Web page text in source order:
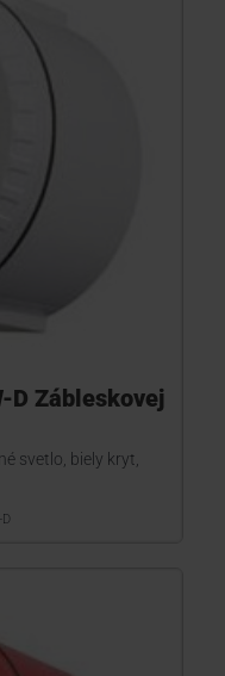
D Zábleskovej
svetlo, biely kryt,